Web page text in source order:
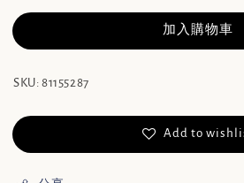
加入購物車
SKU: 81155287
Add to